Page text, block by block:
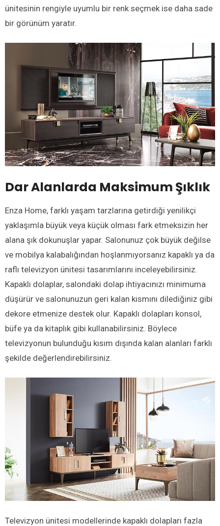
ünitesinin rengiyle uyumlu bir renk seçmek ise daha sade
bir görünüm yaratır.
Dar Alanlarda Maksimum Şıklık
Enza Home, farklı yaşam tarzlarına getirdiği yenilikçi
yaklaşımla büyük veya küçük olması fark etmeksizin her
alana şık dokunuşlar yapar. Salonunuz çok büyük değilse
ve mobilya kalabalığından hoşlanmıyorsanız kapaklı ya da
raflı televizyon ünitesi tasarımlarını inceleyebilirsiniz.
Kapaklı dolaplar, salondaki dolap ihtiyacınızı minimuma
düşürür ve salonunuzun geri kalan kısmını dilediğiniz gibi
dekore etmenize destek olur. Kapaklı dolapları konsol,
büfe ya da kitaplık gibi kullanabilirsiniz. Böylece
televizyonun bulunduğu kısım dışında kalan alanları farklı
şekilde değerlendirebilirsiniz.
Televizyon ünitesi modellerinde kapaklı dolapları fazla